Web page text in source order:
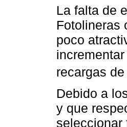
La falta de
Fotolineras
poco
recargas
Debido a
y que
seleccionar